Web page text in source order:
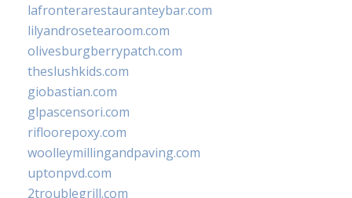
lafronterarestauranteybar.com
lilyandrosetearoom.com
olivesburgberrypatch.com
theslushkids.com
giobastian.com
glpascensori.com
rifloorepoxy.com
woolleymillingandpaving.com
uptonpvd.com
2troublegrill.com